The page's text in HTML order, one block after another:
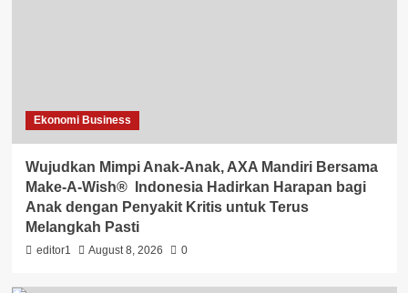
Ekonomi Business
Wujudkan Mimpi Anak-Anak, AXA Mandiri Bersama
Make-A-Wish® Indonesia Hadirkan Harapan bagi
Anak dengan Penyakit Kritis untuk Terus
Melangkah Pasti
editor1 August 8, 2026 0